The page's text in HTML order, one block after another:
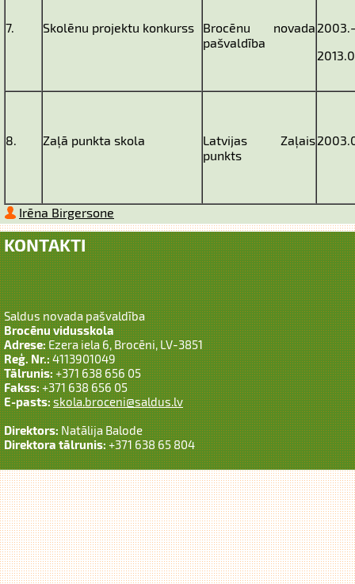
7. Skolēnu projektu konkurss
Brocēnu novada
pašvaldība
2003.-
8. Zaļā punkta skola
Latvijas Zaļais
punkts
Irēna Birgersone
KONTAKTI
Saldus novada pašvaldība
Brocēnu vidusskola
Adrese:Ezera iela 6, Brocēni, LV-3851
Reģ. Nr.:4113901049
Tālrunis:+371 638 656 05
Fakss:+371 638 656 05
E-pasts:skola.broceni@saldus.lv
Direktors:Natālija Balode
Direktora tālrunis:+371 638 65 804